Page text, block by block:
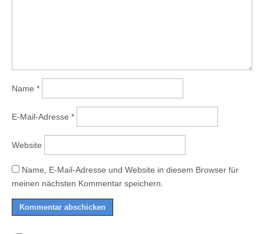
Name *
E-Mail-Adresse *
Website
Name, E-Mail-Adresse und Website in diesem Browser für
meinen nächsten Kommentar speichern.